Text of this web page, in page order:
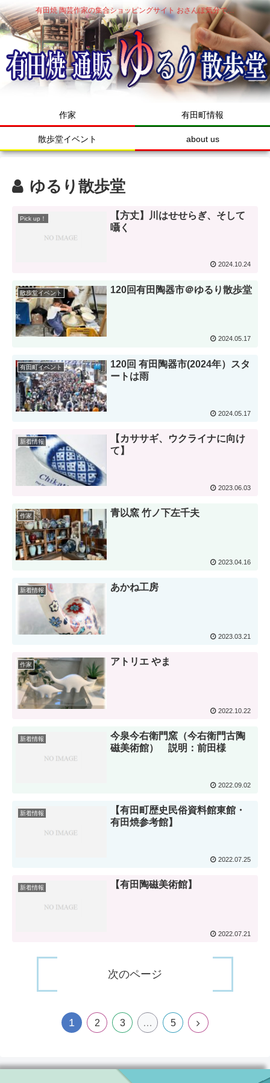
有田焼 陶芸作家の集合ショッピングサイト おさんぽ気分で…
作家 有田町情報
散歩堂イベント about us
ゆるり散歩堂
Pick up！
【方丈】川はせせらぎ、そして
囁く
2024.10.24
散歩堂イベント 120回有田陶器市＠ゆるり散歩堂
2024.05.17
有田町イベント
120回 有田陶器市(2024年）スタ
ートは雨
2024.05.17
新着情報
【カササギ、ウクライナに向け
て】
2023.06.03
作家 青以窯 竹ノ下左千夫
2023.04.16
新着情報 あかね工房
2023.03.21
作家 アトリエ やま
2022.10.22
新着情報
今泉今右衛門窯（今右衛門古陶
磁美術館） 説明：前田様
2022.09.02
新着情報
【有田町歴史民俗資料館東館・
有田焼参考館】
2022.07.25
新着情報 【有田陶磁美術館】
2022.07.21
次のページ
1 2 3 … 5